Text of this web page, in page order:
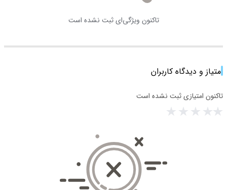
تاکنون ویژگی‌ای ثبت نشده است
امتیاز و دیدگاه کاربران
تاکنون امتیازی ثبت نشده است